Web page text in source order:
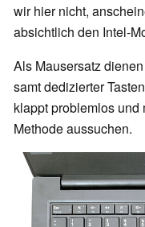
wir hier nicht,
absichtlich den Intel-
Als Mausersatz
samt dedizierter
klappt problemlos
Methode aussuchen.